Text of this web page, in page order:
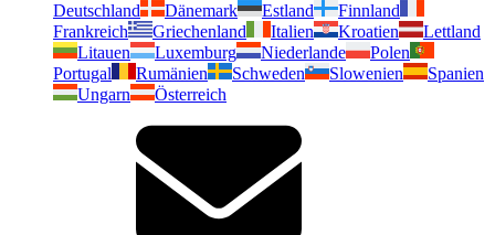
Deutschland
Dänemark Estland
Finnland
Frankreich
Griechenland Italien Kroatien
Lettland
Litauen
Luxemburg Niederlande
Polen
Portugal
Rumänien Schweden Slowenien
Spanien
Ungarn
Österreich